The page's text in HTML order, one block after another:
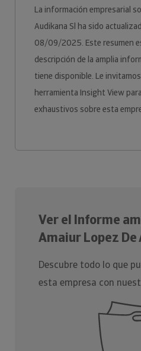
La información empresarial
Audikana Sl ha sido
08/09/2025. Este resumen
descripción de la amplia
tiene disponible. Le
herramienta Insight View
exhaustivos sobre esta
Ver el Informe
Amaiur Lopez De
Descubre todo lo que
esta empresa con